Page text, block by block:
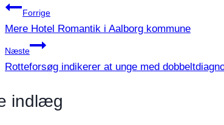
Indlægsnavigation
Forrige
Mere Hotel Romantik i Aalborg kommune
Næste
Rotteforsøg indikerer at unge med
indlæg